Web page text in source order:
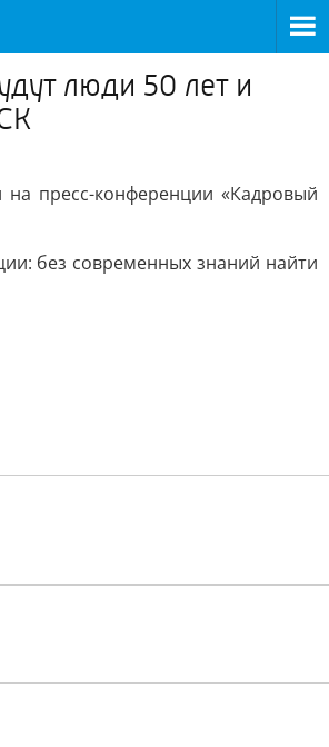
люди 50 лет и
на пресс-конференции «Кадровый
без современных знаний найти